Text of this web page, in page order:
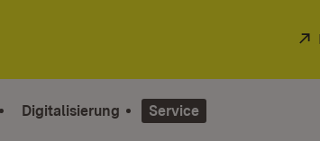
Digitalisierung Service